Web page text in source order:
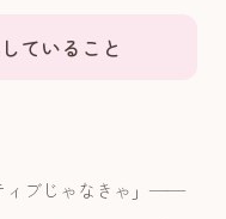
ていること
ィブじゃなきゃ」——